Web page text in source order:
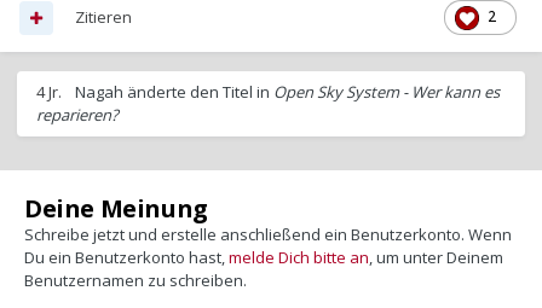
2
Zitieren
4 Jr. Nagah änderte den Titel in Open Sky System - Wer kann es
reparieren?
Deine Meinung
Schreibe jetzt und erstelle anschließend ein Benutzerkonto. Wenn
Du ein Benutzerkonto hast,melde Dich bitte an, um unter Deinem
Benutzernamen zu schreiben.